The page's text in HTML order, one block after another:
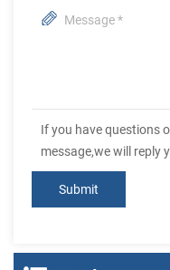
If you have questions
message,we will reply